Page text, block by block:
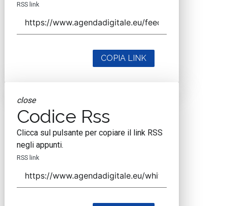
RSS link
COPIA LINK
close
Codice Rss
Clicca sul pulsante per copiare il link RSS
negli appunti.
RSS link